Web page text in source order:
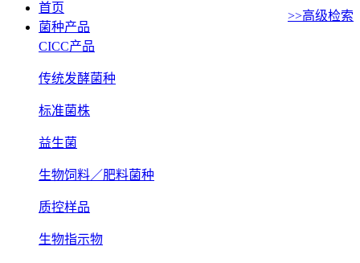
>>高级检索
首页
菌种产品
CICC产品
传统发酵菌种
标准菌株
益生菌
生物饲料／肥料菌种
质控样品
生物指示物